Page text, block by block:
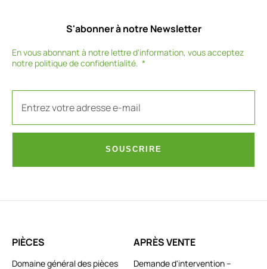
S'abonner à notre Newsletter
En vous abonnant à notre lettre d'information, vous acceptez
notre politique de confidentialité.
SOUSCRIRE
PIÈCES
Domaine général des pièces
APRÈS VENTE
Demande d'intervention –